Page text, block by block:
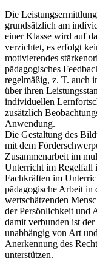
Die
grundsätzlich am
einer Klasse wird auf
verzichtet, es erfolgt
motivierendes
pädagogisches
regelmäßig, z. T. auch
über ihren
individuellen
zusätzlich
Anwendung.
Die Gestaltung des
mit dem
Zusammenarbeit im
Unterricht im Regelfall
Fachkräften im
pädagogische Arbeit in
wertschätzenden
der Persönlichkeit und
damit verbunden ist
unabhängig von Art
Anerkennung des
unterstützen.